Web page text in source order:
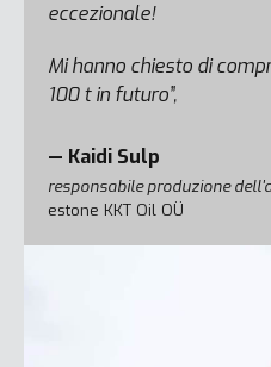
eccezionale!
Mi hanno chiesto di
100 t in futuro”,
— Kaidi Sulp
responsabile produzione
estone KKT Oil OÜ